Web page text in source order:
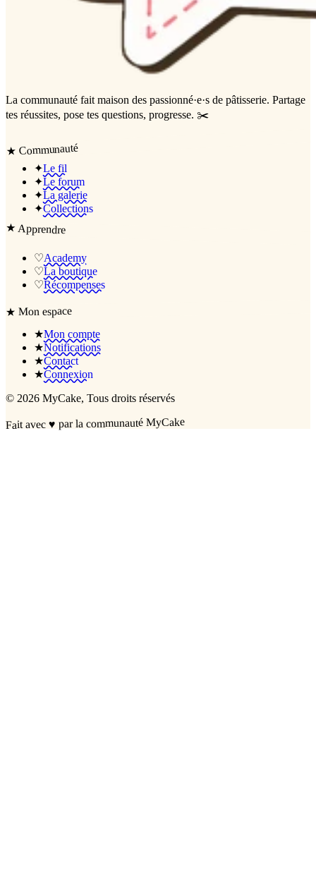
La communauté fait maison des passionné·e·s de pâtisserie. Partage
tes réussites, pose tes questions, progresse. ✂️
★ Communauté
✦Le fil
✦Le forum
✦La galerie
✦Collections
★Apprendre
♡Academy
♡La boutique
♡Récompenses
★Mon espace
★Mon compte
★Notifications
★Contact
★Connexion
© 2026 MyCake, Tous droits réservés
Fait avec♥ par la communauté MyCake